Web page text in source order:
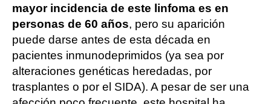
mayor incidencia de este linfoma es en
personas de 60 años, pero su aparición
puede darse antes de esta década en
pacientes inmunodeprimidos (ya sea por
alteraciones genéticas heredadas, por
trasplantes o por el SIDA). A pesar de ser una